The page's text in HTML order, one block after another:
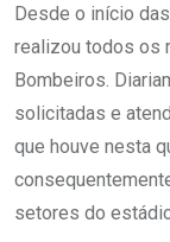
Desde o início
realizou todos os
Bombeiros.
solicitadas e
que houve nesta
setores do